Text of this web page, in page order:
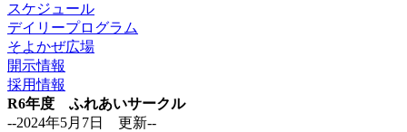
スケジュール
デイリープログラム
そよかぜ広場
開示情報
採用情報
R6年度 ふれあいサークル
--2024年5月7日 更新--